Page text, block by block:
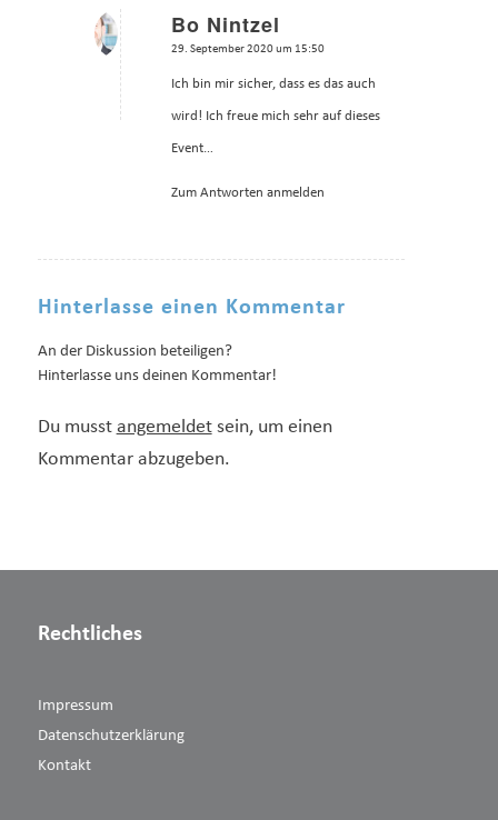
Bo Nintzel
sagte:
29. September 2020 um 15:50
Ich bin mir sicher, dass es das auch
wird! Ich freue mich sehr auf dieses
Event…
Zum Antworten anmelden
Hinterlasse einen Kommentar
An der Diskussion beteiligen?
Hinterlasse uns deinen Kommentar!
Du musst angemeldetsein, um einen
Kommentar abzugeben.
Rechtliches
Impressum
Datenschutzerklärung
Kontakt